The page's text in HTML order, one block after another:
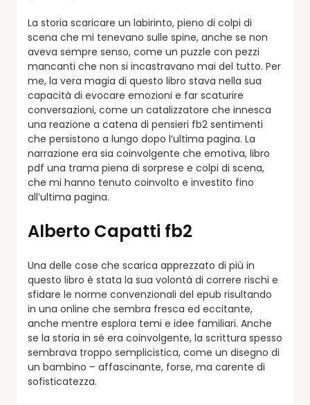
La storia scaricare un labirinto, pieno di colpi di
scena che mi tenevano sulle spine, anche se non
aveva sempre senso, come un puzzle con pezzi
mancanti che non si incastravano mai del tutto. Per
me, la vera magia di questo libro stava nella sua
capacità di evocare emozioni e far scaturire
conversazioni, come un catalizzatore che innesca
una reazione a catena di pensieri fb2 sentimenti
che persistono a lungo dopo l’ultima pagina. La
narrazione era sia coinvolgente che emotiva, libro
pdf una trama piena di sorprese e colpi di scena,
che mi hanno tenuto coinvolto e investito fino
all’ultima pagina.
Alberto Capatti fb2
Una delle cose che scarica apprezzato di più in
questo libro è stata la sua volontà di correre rischi e
sfidare le norme convenzionali del epub risultando
in una online che sembra fresca ed eccitante,
anche mentre esplora temi e idee familiari. Anche
se la storia in sé era coinvolgente, la scrittura spesso
sembrava troppo semplicistica, come un disegno di
un bambino – affascinante, forse, ma carente di
sofisticatezza.